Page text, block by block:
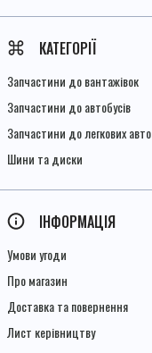
КАТЕГОРІЇ
Запчастини до вантажівок
Запчастини до автобусів
Запчастини до легкових авто
Шини та диски
ІНФОРМАЦІЯ
Умови угоди
Про магазин
Доставка та повернення
Лист керівництву